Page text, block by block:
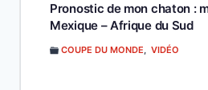
Pronostic de mon chaton :
Mexique – Afrique du Sud
COUPE DU MONDE, VIDÉO